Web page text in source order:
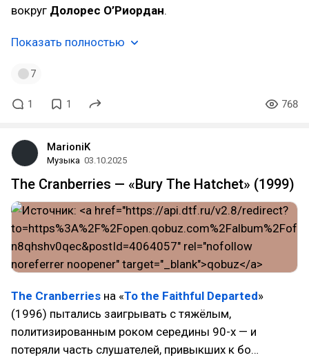
вокруг Долорес О’Риордан.
Показать полностью
7
1 1 768
MarioniK
Музыка 03.10.2025
The Cranberries — «Bury The Hatchet» (1999)
The Cranberries на «To the Faithful Departed»
(1996) пытались заигрывать с тяжёлым,
политизированным роком середины 90-х — и
потеряли часть слушателей, привыкших к бо…